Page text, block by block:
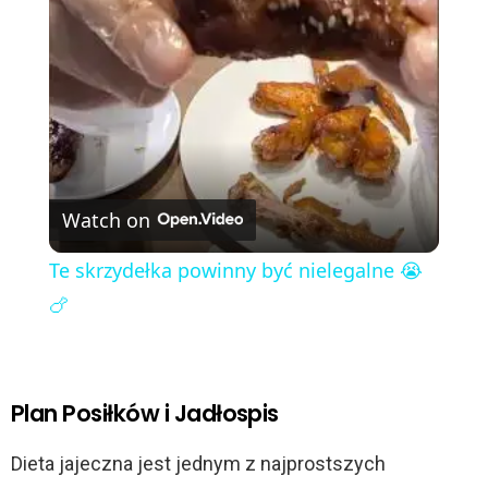
a
y
V
i
e
o
Watch on
Te skrzydełka powinny być nielegalne 😭
🍗
Plan Posiłków i Jadłospis
Dieta jajeczna jest jednym z najprostszych